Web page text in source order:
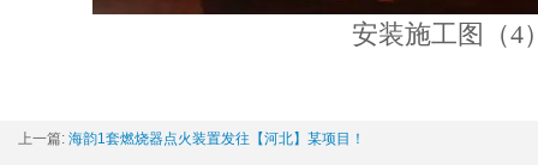
安装施工图（4
上一篇: 海韵1套燃烧器点火装置发往【河北】某项目！